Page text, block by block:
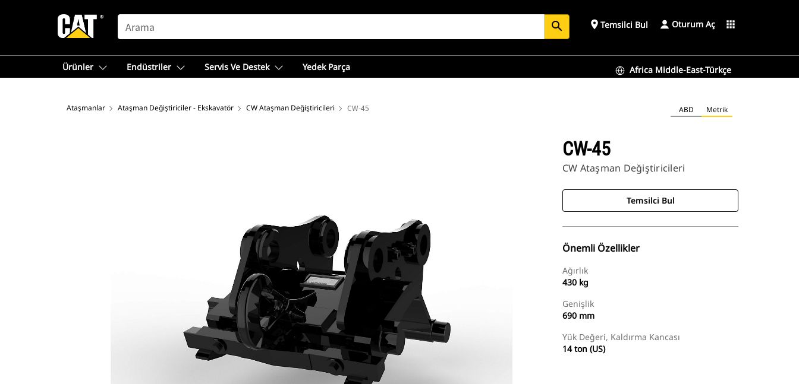
SEARCH search place Temsilci Bul Oturum Aç apps
Ürünler Endüstriler Servis Ve Destek Yedek Parça Africa Middle-East-Türkçe
Ataşmanlar Ataşman Değiştiriciler - Ekskavatör CW Ataşman Değiştiricileri CW-45 ABD Metrik
CW-45
CW Ataşman Değiştiricileri
Temsilci Bul
Önemli Özellikler
Ağırlık
430 kg
Genişlik
690 mm
Yük Değeri, Kaldırma Kancası
14 ton (US)